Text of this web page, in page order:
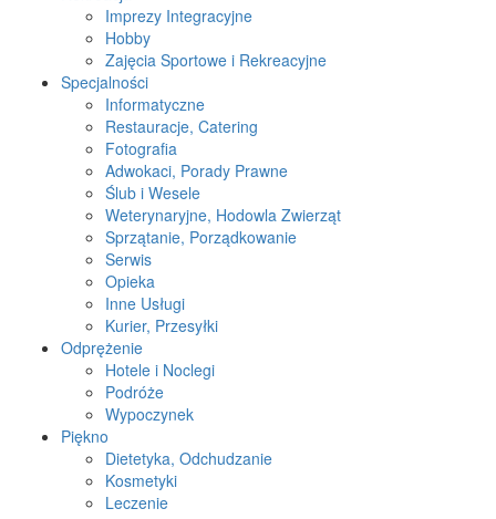
Imprezy Integracyjne
Hobby
Zajęcia Sportowe i Rekreacyjne
Specjalności
Informatyczne
Restauracje, Catering
Fotografia
Adwokaci, Porady Prawne
Ślub i Wesele
Weterynaryjne, Hodowla Zwierząt
Sprzątanie, Porządkowanie
Serwis
Opieka
Inne Usługi
Kurier, Przesyłki
Odprężenie
Hotele i Noclegi
Podróże
Wypoczynek
Piękno
Dietetyka, Odchudzanie
Kosmetyki
Leczenie